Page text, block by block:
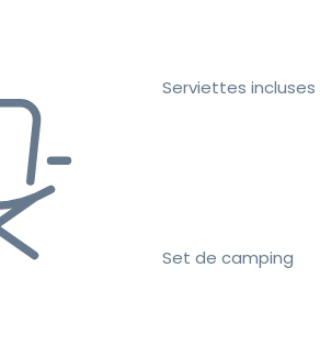
Serviettes incluses
Set de camping